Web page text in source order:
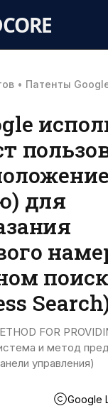
• Патенты
для
FOR
и метод
управления)
Google